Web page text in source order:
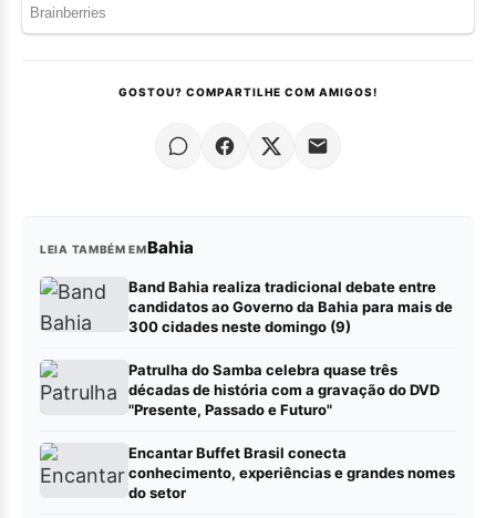
GOSTOU? COMPARTILHE COM AMIGOS!
LEIA TAMBÉM EMBahia
Band Bahia realiza tradicional debate entre
candidatos ao Governo da Bahia para mais de
300 cidades neste domingo (9)
Patrulha do Samba celebra quase três
décadas de história com a gravação do DVD
"Presente, Passado e Futuro"
Encantar Buffet Brasil conecta
conhecimento, experiências e grandes nomes
do setor